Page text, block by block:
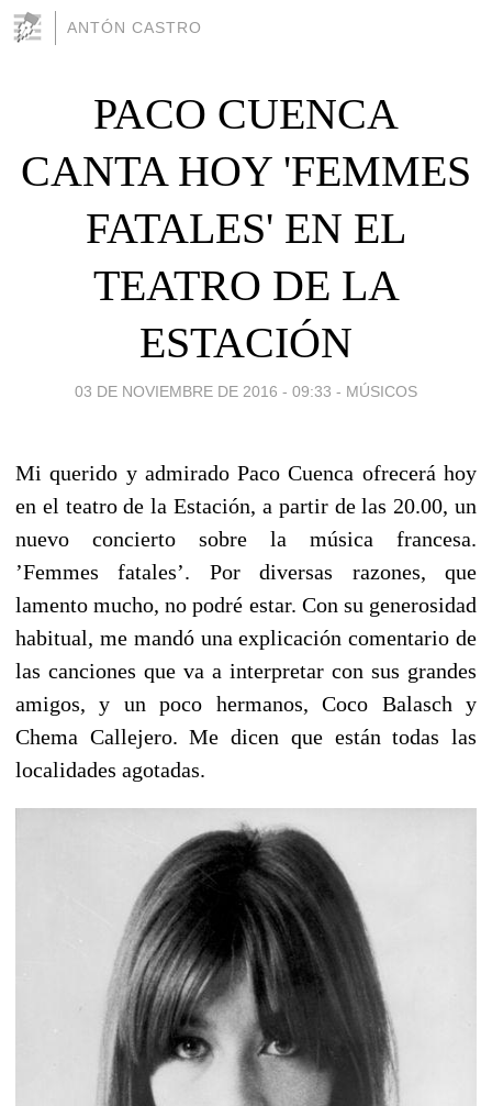
ANTÓN CASTRO
PACO CUENCA
CANTA HOY 'FEMMES
FATALES' EN EL
TEATRO DE LA
ESTACIÓN
03 DE NOVIEMBRE DE 2016 - 09:33 - MÚSICOS
Mi querido y admirado Paco Cuenca ofrecerá hoy
en el teatro de la Estación, a partir de las 20.00, un
nuevo concierto sobre la música francesa.
’Femmes fatales’. Por diversas razones, que
lamento mucho, no podré estar. Con su generosidad
habitual, me mandó una explicación comentario de
las canciones que va a interpretar con sus grandes
amigos, y un poco hermanos, Coco Balasch y
Chema Callejero. Me dicen que están todas las
localidades agotadas.